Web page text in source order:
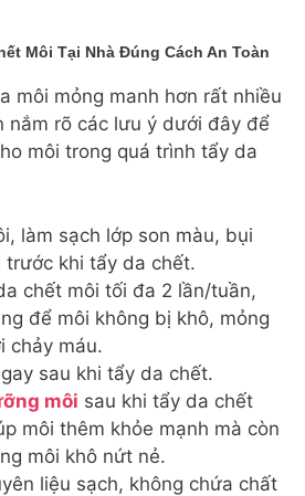
Môi Tại Nhà Đúng Cách An Toàn
môi mỏng manh hơn rất nhiều
nắm rõ các lưu ý dưới đây để
môi trong quá trình tẩy da
làm sạch lớp son màu, bụi
trước khi tẩy da chết.
chết môi tối đa 2 lần/tuần,
để môi không bị khô, mỏng
chảy máu.
sau khi tẩy da chết.
môi sau khi tẩy da chết
môi thêm khỏe mạnh mà còn
môi khô nứt nẻ.
liệu sạch, không chứa chất